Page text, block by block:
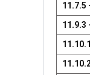
11.7.5
11.9.3